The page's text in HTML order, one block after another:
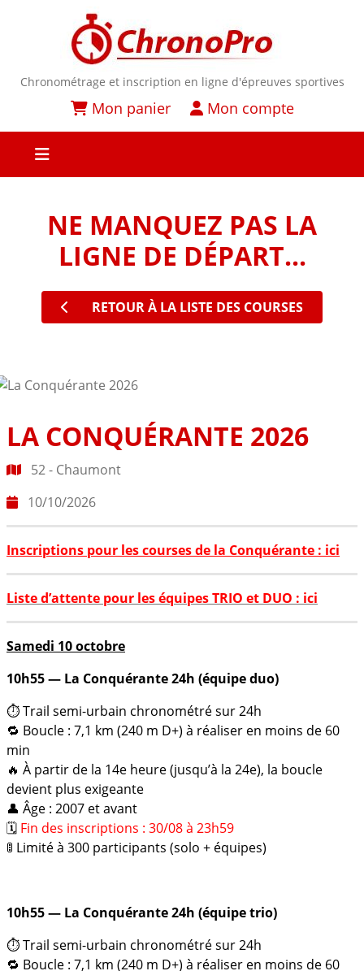
Chronométrage et inscription en ligne d'épreuves sportives
Mon panier Mon compte
NE MANQUEZ PAS LA
LIGNE DE DÉPART...
RETOUR À LA LISTE DES COURSES
LA CONQUÉRANTE 2026
52 - Chaumont
10/10/2026
Inscriptions pour les courses de la Conquérante : ici
Liste d’attente pour les équipes TRIO et DUO : ici
Samedi 10 octobre
10h55 — La Conquérante 24h (équipe duo)
⏱️ Trail semi-urbain chronométré sur 24h
🔁 Boucle : 7,1 km (240 m D+) à réaliser en moins de 60
min
🔥 À partir de la 14e heure (jusqu’à la 24e), la boucle
devient plus exigeante
👤 Âge : 2007 et avant
🗓️ Fin des inscriptions : 30/08 à 23h59
🚦 Limité à 300 participants (solo + équipes)
10h55 — La Conquérante 24h (équipe trio)
⏱️ Trail semi-urbain chronométré sur 24h
🔁 Boucle : 7,1 km (240 m D+) à réaliser en moins de 60